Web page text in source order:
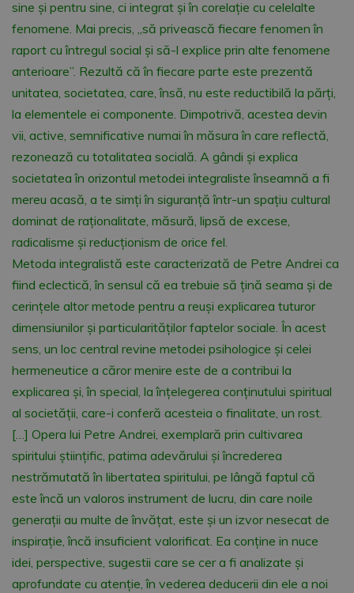
sine și pentru sine, ci integrat și în corelație cu celelalte
fenomene. Mai precis, „să privească fiecare fenomen în
raport cu întregul social și să-l explice prin alte fenomene
anterioare”. Rezultă că în fiecare parte este prezentă
unitatea, societatea, care, însă, nu este reductibilă la părți,
la elementele ei componente. Dimpotrivă, acestea devin
vii, active, semnificative numai în măsura în care reflectă,
rezonează cu totalitatea socială. A gândi și explica
societatea în orizontul metodei integraliste înseamnă a fi
mereu acasă, a te simți în siguranță într-un spațiu cultural
dominat de raționalitate, măsură, lipsă de excese,
radicalisme și reducționism de orice fel.
Metoda integralistă este caracterizată de Petre Andrei ca
fiind eclectică, în sensul că ea trebuie să țină seama și de
cerințele altor metode pentru a reuși explicarea tuturor
dimensiunilor și particularităților faptelor sociale. În acest
sens, un loc central revine metodei psihologice și celei
hermeneutice a căror menire este de a contribui la
explicarea și, în special, la înțelegerea conținutului spiritual
al societății, care-i conferă acesteia o finalitate, un rost.
[…] Opera lui Petre Andrei, exemplară prin cultivarea
spiritului științific, patima adevărului și încrederea
nestrămutată în libertatea spiritului, pe lângă faptul că
este încă un valoros instrument de lucru, din care noile
generații au multe de învățat, este și un izvor nesecat de
inspirație, încă insuficient valorificat. Ea conține in nuce
idei, perspective, sugestii care se cer a fi analizate și
aprofundate cu atenție, în vederea deducerii din ele a noi